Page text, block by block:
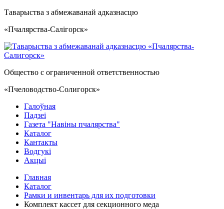
Таварыства з абмежаванай адказнасцю
«Пчалярства-Салiгорск»
Общество с ограниченной ответственностью
«Пчеловодство-Солигорск»
Галоўная
Падзеі
Газета "Навiны пчалярства"
Каталог
Кантакты
Водгукi
Акцыі
Главная
Каталог
Рамки и инвентарь для их подготовки
Комплект кассет для секционного меда